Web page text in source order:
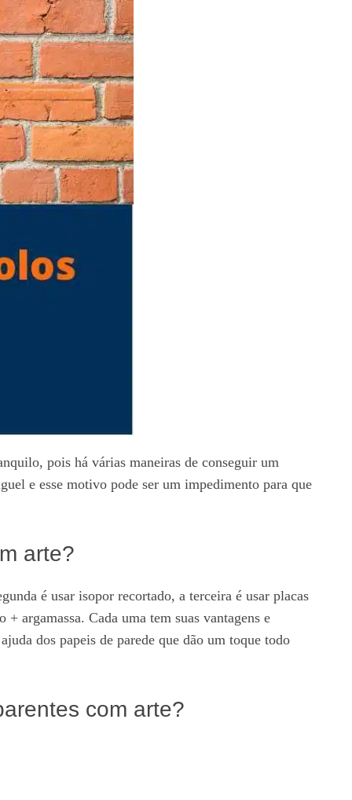
pois há várias maneiras de conseguir um
e esse motivo pode ser um impedimento para que
arte?
é usar isopor recortado, a terceira é usar placas
argamassa. Cada uma tem suas vantagens e
dos papeis de parede que dão um toque todo
com arte?